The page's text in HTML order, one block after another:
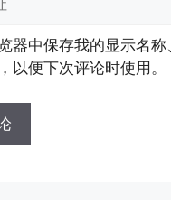
器中保存我的显示名称
以便下次评论时使用。